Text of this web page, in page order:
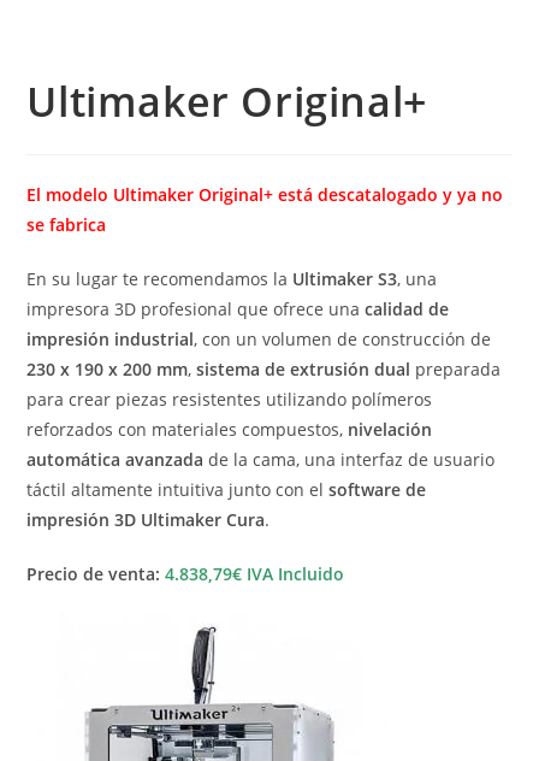
Ultimaker Original+
El modelo Ultimaker Original+ está descatalogado y ya no
se fabrica
En su lugar te recomendamos la Ultimaker S3, una
impresora 3D profesional que ofrece unacalidad de
impresión industrial, con un volumen de construcción de
230 x 190 x 200 mm,sistema de extrusión dual preparada
para crear piezas resistentes utilizando polímeros
reforzados con materiales compuestos, nivelación
automática avanzada de la cama, una interfaz de usuario
táctil altamente intuitiva junto con elsoftware de
impresión 3D Ultimaker Cura.
Precio de venta: 4.838,79€ IVA Incluido